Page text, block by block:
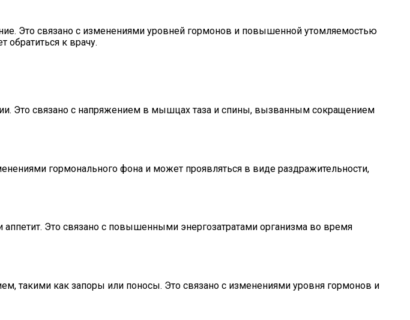
Это связано с изменениями уровней гормонов и повышенной утомляемостью
обратиться к врачу.
Это связано с напряжением в мышцах таза и спины, вызванным сокращением
гормонального фона и может проявляться в виде раздражительности,
Это связано с повышенными энергозатратами организма во время
такими как запоры или поносы. Это связано с изменениями уровня гормонов и